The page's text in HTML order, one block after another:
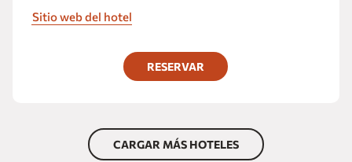
Sitio web del hotel
RESERVAR
CARGAR MÁS HOTELES